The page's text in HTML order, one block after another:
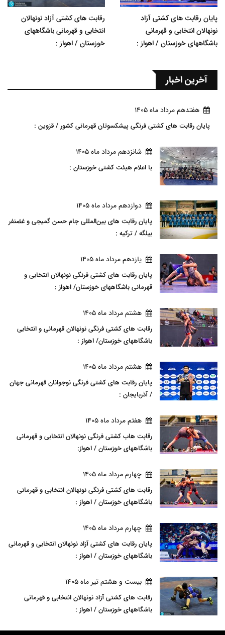
پایان رقابت های کشتی آزاد
نونهالان انتخابی و قهرمانی
باشگاههای خوزستان / اهواز :
رقابت های کشتی آزاد نونهالان
انتخابی و قهرمانی باشگاههای
خوزستان / اهواز :
آخرین اخبار
هفتدهم مرداد ماه 1405
پایان رقابت های کشتی فرنگی پیشکسوتان قهرمانی کشور / قزوین :
شانزدهم مرداد ماه 1405
با اعلام هیئت کشتی خوزستان :
دوازدهم مرداد ماه 1405
پایان رقابت های بین‌المللی جام حسن گمیجی و غضنفر
بیلگه / ترکیه :
يازدهم مرداد ماه 1405
پایان رقابت های کشتی فرنگی نونهالان انتخابی و
قهرمانی باشگاههای خوزستان/ اهواز :
هشتم مرداد ماه 1405
رقابت های کشتی فرنگی نونهالان قهرمانی و انتخابی
باشگاههای خوزستان/ اهواز :
هشتم مرداد ماه 1405
پایان رقابت های کشتی فرنگی نوجوانان قهرمانی جهان
/ آذربایجان :
هفتم مرداد ماه 1405
رقابت هاب کشتی فرنگی نونهالان انتخابی و قهرمانی
باشگاههای خوزستان / اهواز:
چهارم مرداد ماه 1405
رقابت های کشتی فرنگی نونهالان انتخابی و قهرمانی
باشگاههای خوزستان / اهواز :
چهارم مرداد ماه 1405
پایان رقابت های کشتی آزاد نونهالان انتخابی و قهرمانی
باشگاههای خوزستان / اهواز :
بيست و هشتم تير ماه 1405
رقابت های کشتی آزاد نونهالان انتخابی و قهرمانی
باشگاههای خوزستان / اهواز :